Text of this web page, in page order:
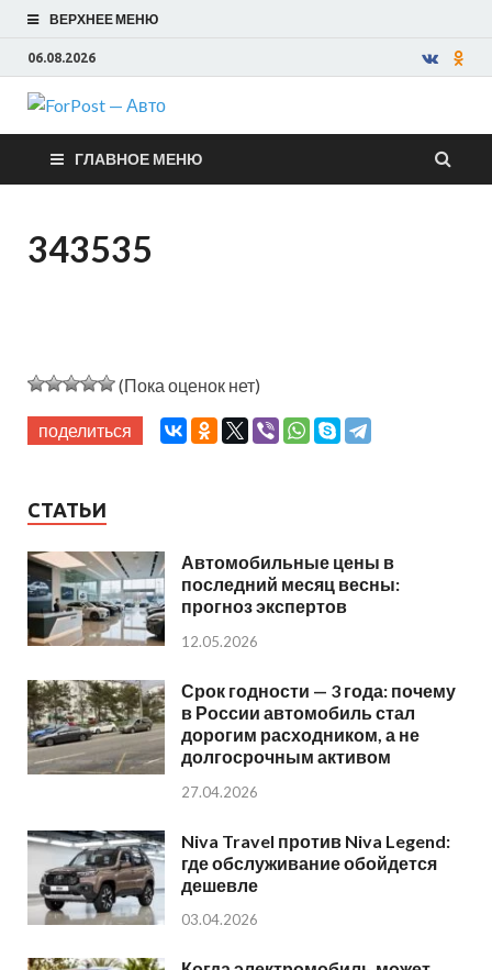
ВЕРХНЕЕ МЕНЮ
06.08.2026
ForPost —
Авто
ГЛАВНОЕ МЕНЮ
343535
(Пока оценок нет)
поделиться
СТАТЬИ
Автомобильные цены в
последний месяц весны:
прогноз экспертов
12.05.2026
Срок годности — 3 года: почему
в России автомобиль стал
дорогим расходником, а не
долгосрочным активом
27.04.2026
Niva Travel против Niva Legend:
где обслуживание обойдется
дешевле
03.04.2026